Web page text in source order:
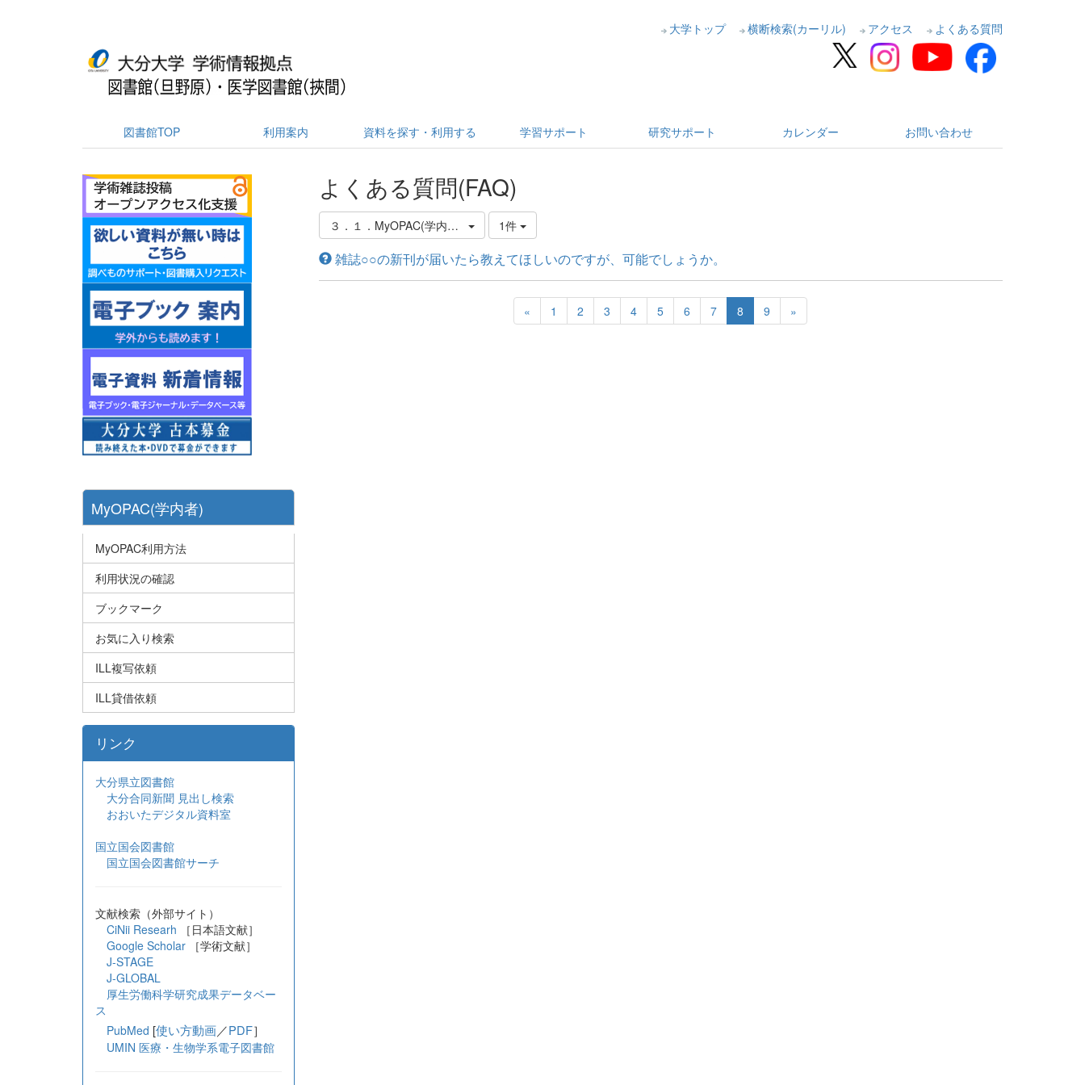
大学トップ 横断検索(カーリル) アクセス よくある質問
図書館TOP 利用案内 資料を探す・利用する 学習サポート 研究サポート カレンダー お問い合わせ
よくある質問(FAQ)
３．１．MyOPAC(学内者限定)について
1件
雑誌○○の新刊が届いたら教えてほしいのですが、可能でしょうか。
« 1 2 3 4 5 6 7 8 9 »
MyOPAC(学内者)
MyOPAC利用方法
利用状況の確認
ブックマーク
お気に入り検索
ILL複写依頼
ILL貸借依頼
リンク
大分県立図書館
大分合同新聞 見出し検索
おおいたデジタル資料室
国立国会図書館
国立国会図書館サーチ
文献検索（外部サイト）
CiNii Researh ［日本語文献］
Google Scholar
［学術文献］
J-STAGE
J-GLOBAL
厚生労働科学研究成果データベー
ス
PubMed [使い方動画／PDF］
UMIN 医療・生物学系電子図書館